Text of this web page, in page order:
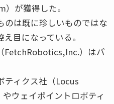
が獲得した。
は既に珍しいものではな
目になっている。
FetchRobotics,Inc.）はパ
ティクス社（Locus
ウェイポイントロボティ